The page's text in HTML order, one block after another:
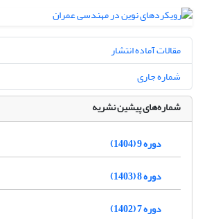
مقالات آماده انتشار
شماره جاری
شماره‌های پیشین نشریه
دوره 9 (1404)
دوره 8 (1403)
دوره 7 (1402)